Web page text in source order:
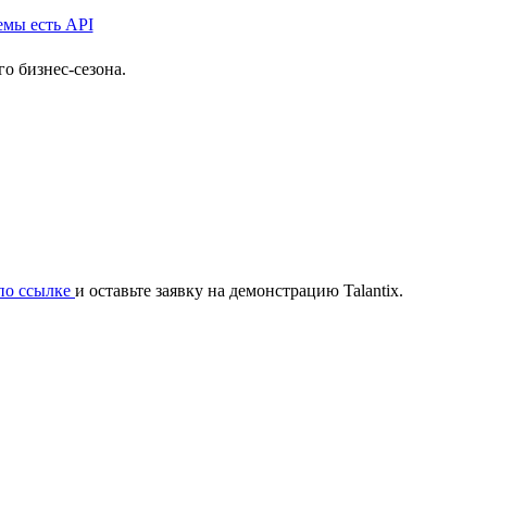
бизнес-сезона.
ссылке и оставьте заявку на демонстрацию Talantix.